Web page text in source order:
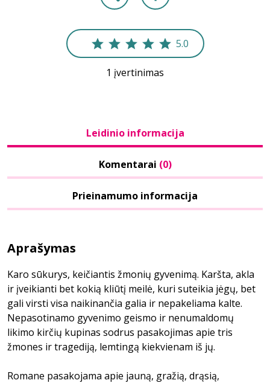
5.0
1 įvertinimas
Leidinio informacija
Komentarai (0)
Prieinamumo informacija
Aprašymas
Karo sūkurys, keičiantis žmonių gyvenimą. Karšta, akla
ir įveikianti bet kokią kliūtį meilė, kuri suteikia jėgų, bet
gali virsti visa naikinančia galia ir nepakeliama kalte.
Nepasotinamo gyvenimo geismo ir nenumaldomų
likimo kirčių kupinas sodrus pasakojimas apie tris
žmones ir tragediją, lemtingą kiekvienam iš jų.
Romane pasakojama apie jauną, gražią, drąsią,